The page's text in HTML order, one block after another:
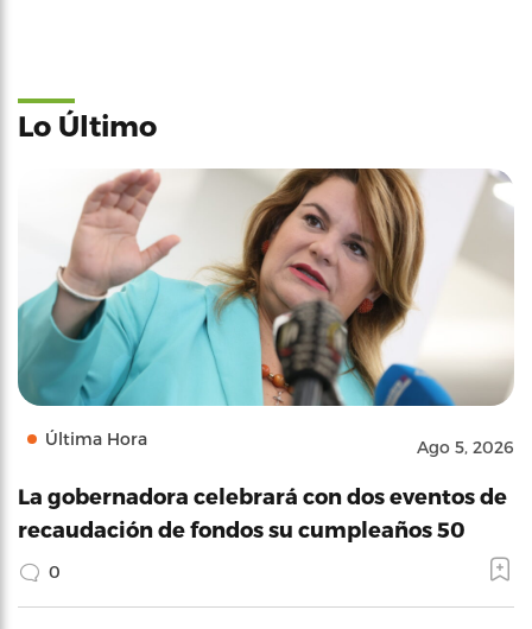
Lo Último
Última Hora Ago 5, 2026
La gobernadora celebrará con dos eventos de
recaudación de fondos su cumpleaños 50
0